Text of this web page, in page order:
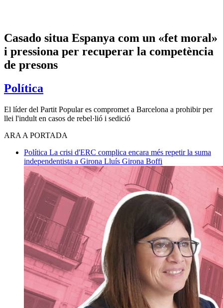
Casado situa Espanya com un «fet moral»
i pressiona per recuperar la competència
de presons
Política
El líder del Partit Popular es compromet a Barcelona a prohibir per
llei l'indult en casos de rebel·lió i sedició
ARA A PORTADA
Política La crisi d'ERC complica encara més repetir la suma
independentista a Girona Lluís Girona Boffi